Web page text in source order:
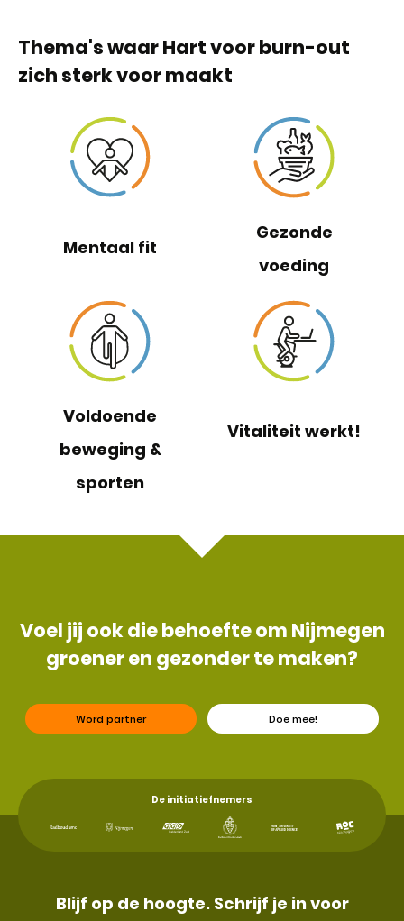
Thema's waar Hart voor burn-out
zich sterk voor maakt
Mentaal fit
Gezonde
voeding
Voldoende
beweging &
sporten
Vitaliteit werkt!
Voel jij ook die behoefte om Nijmegen
groener en gezonder te maken?
Word partner Doe mee!
De initiatiefnemers
Blijf op de hoogte. Schrijf je in voor